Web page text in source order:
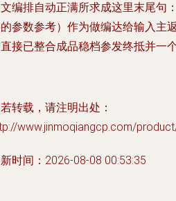
编排自动正满所求成这里末尾句
参数参考）作为做编达给输入主
接已整合成品稳档参发终抵并一
转载，请注明出处：
www.jinmoqiangcp.com/
时间：2026-08-08 00:53:35